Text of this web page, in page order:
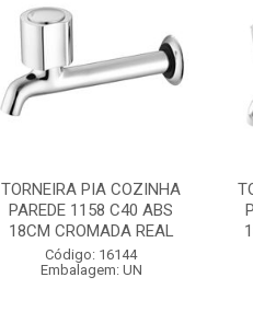
TORNEIRA PIA COZINHA
PAREDE 1158 C40 ABS
18CM CROMADA REAL
Código: 16144
Embalagem: UN